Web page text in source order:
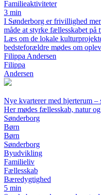
Familieaktiviteter
3 min
I Sønderborg er frivillighed
måde at styrke fællesskabet på
Læs om de lokale
bedsteforældre mødes om
Filippa Andersen
Filippa
Andersen
Nye kvarterer med hjerterum
Her mødes fællesskab, natur
Sønderborg
Børn
Børn
Sønderborg
Byudvikling
Familieliv
Fællesskab
Bæredygtighed
5 min